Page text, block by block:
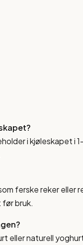
i kjøleskapet i
ferske reker eller
bruk.
eller naturell